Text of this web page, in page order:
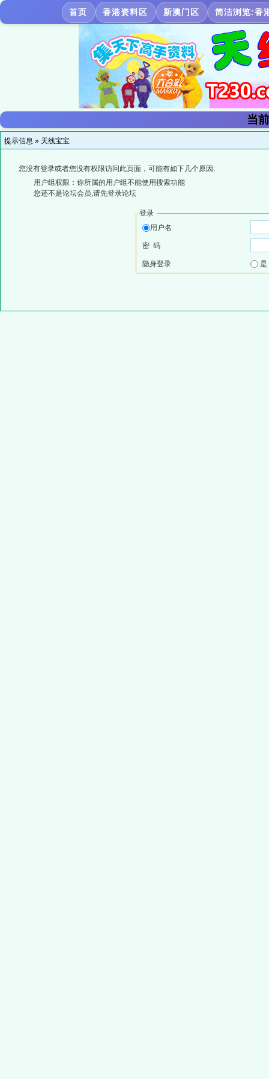
首页 香港资料区 新澳门区 简洁浏览:香
当
提示信息 » 天线宝宝
您没有登录或者您没有权限访问此页面，可能有如下几个原因:
用户组权限：你所属的用户组不能使用搜索功能
您还不是论坛会员,请先登录论坛
登录
用户名
密 码
隐身登录